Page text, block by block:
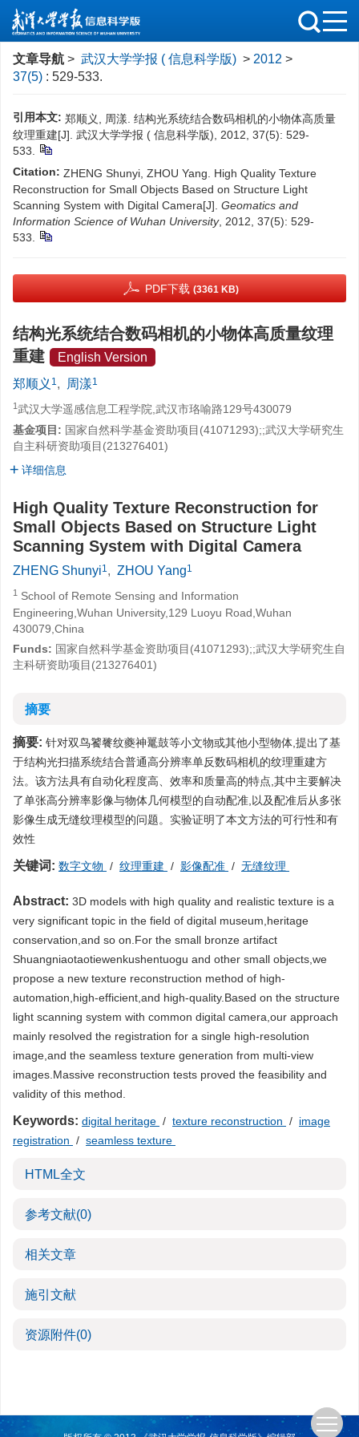
文章导航 > 武汉大学学报 ( 信息科学版) > 2012 >
37(5) : 529-533.
引用本文: 郑顺义, 周漾. 结构光系统结合数码相机的小物体高质量
纹理重建[J]. 武汉大学学报 ( 信息科学版), 2012, 37(5): 529-
533.
Citation: ZHENG Shunyi, ZHOU Yang. High Quality Texture
Reconstruction for Small Objects Based on Structure Light
Scanning System with Digital Camera[J]. Geomatics and
Information Science of Wuhan University, 2012, 37(5): 529-
533.
PDF下载 (3361 KB)
结构光系统结合数码相机的小物体高质量纹理
重建
English Version
郑顺义 1, 周漾1
1武汉大学遥感信息工程学院,武汉市珞喻路129号430079
基金项目: 国家自然科学基金资助项目(41071293);;武汉大学研究生
自主科研资助项目(213276401)
详细信息
High Quality Texture Reconstruction for
Small Objects Based on Structure Light
Scanning System with Digital Camera
ZHENG Shunyi1, ZHOU Yang1
1 School of Remote Sensing and Information
Engineering,Wuhan University,129 Luoyu Road,Wuhan
430079,China
Funds: 国家自然科学基金资助项目(41071293);;武汉大学研究生自
主科研资助项目(213276401)
摘要
摘要: 针对双鸟饕餮纹夔神鼍鼓等小文物或其他小型物体,提出了基
于结构光扫描系统结合普通高分辨率单反数码相机的纹理重建方
法。该方法具有自动化程度高、效率和质量高的特点,其中主要解决
了单张高分辨率影像与物体几何模型的自动配准,以及配准后从多张
影像生成无缝纹理模型的问题。实验证明了本文方法的可行性和有
效性
关键词: 数字文物 / 纹理重建 / 影像配准 / 无缝纹理
Abstract: 3D models with high quality and realistic texture is a
very significant topic in the field of digital museum,heritage
conservation,and so on.For the small bronze artifact
Shuangniaotaotiewenkushentuogu and other small objects,we
propose a new texture reconstruction method of high-
automation,high-efficient,and high-quality.Based on the structure
light scanning system with common digital camera,our approach
mainly resolved the registration for a single high-resolution
image,and the seamless texture generation from multi-view
images.Massive reconstruction tests proved the feasibility and
validity of this method.
Keywords: digital heritage / texture reconstruction / image
registration / seamless texture
HTML全文
参考文献(0)
相关文章
施引文献
资源附件(0)